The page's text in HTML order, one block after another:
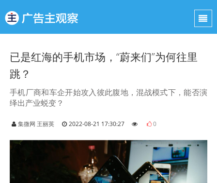
已是红海的手机市场，“蔚来们”为何往里
跳？
手机厂商和车企开始攻入彼此腹地，混战模式下，能否演
绎出产业蜕变？
集微网 王丽英 2022-08-21 17:30:27 0